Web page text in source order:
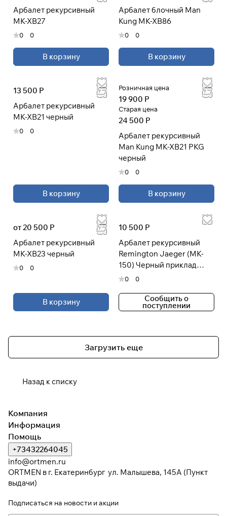
Арбалет рекурсивный
MK-XB27
0 0
В корзину
Арбалет блочный Man
Kung MK-XB86
0 0
В корзину
13 500 Р
Арбалет рекурсивный
MK-XB21 черный
0 0
В корзину
Розничная цена
19 900 Р
Старая цена
24 500 Р
Арбалет рекурсивный
Man Kung MK-XB21 PKG
черный
0 0
В корзину
от 20 500 Р
Арбалет рекурсивный
MK-XB23 черный
0 0
В корзину
10 500 Р
Арбалет рекурсивный
Remington Jaeger (MK-
150) Черный приклад
пластик
0 0
Сообщить о
поступлении
Загрузить еще
Назад к списку
Компания
Информация
Помощь
+73432264045
info@ortmen.ru
ORTMEN в г. Екатеринбург ул. Малышева, 145А (Пункт
выдачи)
Подписаться на новости и акции